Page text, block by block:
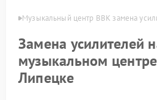
Музыкальный центр BBK замена
Замена усилителей
музыкальном
Липецке